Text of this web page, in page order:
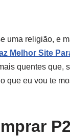
uma religião, e
Melhor Site
quentes que,
que eu vou te